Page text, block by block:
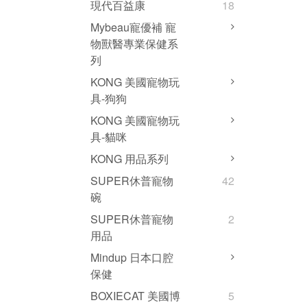
現代百益康
18
Mybeau寵優補 寵
物獸醫專業保健系
列
KONG 美國寵物玩
具-狗狗
KONG 美國寵物玩
具-貓咪
KONG 用品系列
SUPER休普寵物
碗
42
SUPER休普寵物
用品
2
Mindup 日本口腔
保健
BOXIECAT 美國博
5